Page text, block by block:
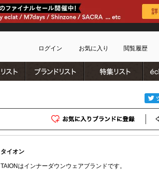
ログイン お気に入り 閲覧履歴
お
タイオン
TAIONはインナーダウンウェアブランドです。